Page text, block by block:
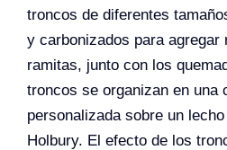
troncos de diferentes
y carbonizados para agregar
ramitas, junto con los
troncos se organizan en una
personalizada sobre un
Holbury. El efecto de los